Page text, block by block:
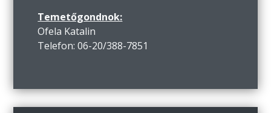
Temetőgondnok:
Ofela Katalin
Telefon: 06-20/388-7851